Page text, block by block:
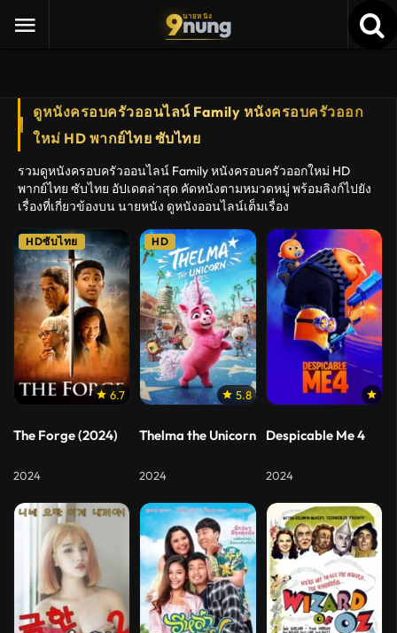
9นายหนัง
nung
ดูหนังครอบครัวออนไลน์ Family หนังครอบครัวออก
ใหม่ HD พากย์ไทย ซับไทย
รวมดูหนังครอบครัวออนไลน์ Family หนังครอบครัวออกใหม่ HD
พากย์ไทย ซับไทย อัปเดตล่าสุด คัดหนังตามหมวดหมู่ พร้อมลิงก์ไปยัง
เรื่องที่เกี่ยวข้องบน นายหนัง ดูหนังออนไลน์เต็มเรื่อง
6.7
HDซับไทย
The Forge (2024)
2024
5.8
HD
Thelma the Unicorn (2024) ยูนิคอร์นน้อยเท
2024
Despicable Me 4
2024